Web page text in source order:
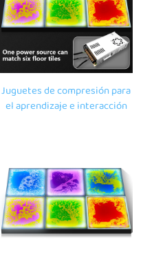
Juguetes de compresión para
el aprendizaje e interacción
cambian de color